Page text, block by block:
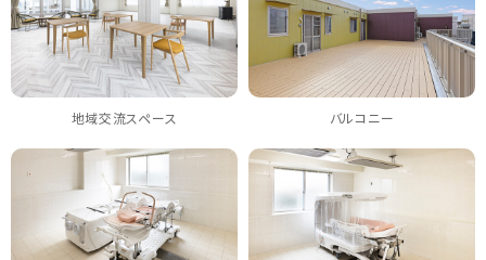
地域交流スペース バルコニー